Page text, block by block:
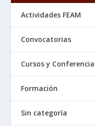
Actividades FEAM
Convocatorias
Cursos y
Formación
Sin categoría